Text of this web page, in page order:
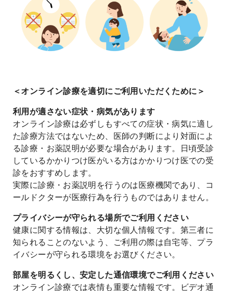
＜オンライン診療を適切にご利用いただくために＞
利用が適さない症状・病気があります
オンライン診療は必ずしもすべての症状・病気に適し
た診療方法ではないため、医師の判断により対面によ
る診療・お薬説明が必要な場合があります。日頃受診
しているかかりつけ医がいる方はかかりつけ医での受
診をおすすめします。
実際に診療・お薬説明を行うのは医療機関であり、コ
ールドクターが医療行為を行うものではありません。
プライバシーが守られる場所でご利用ください
健康に関する情報は、大切な個人情報です。第三者に
知られることのないよう、ご利用の際は自宅等、プラ
イバシーが守られる環境をお選びください。
部屋を明るくし、安定した通信環境でご利用ください
オンライン診療では表情も重要な情報です。ビデオ通